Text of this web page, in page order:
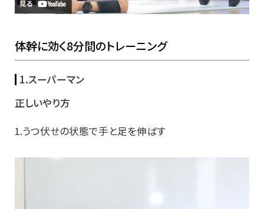
体幹に効く8分間のトレーニング
1.スーパーマン
正しいやり方
1.うつ伏せの状態で手と足を伸ばす